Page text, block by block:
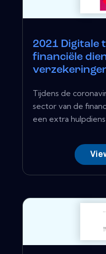
2021 Digitale
financiële
Tijdens de
sector van de
een extra